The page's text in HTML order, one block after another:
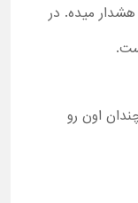
هشدار میده. در
اون رو